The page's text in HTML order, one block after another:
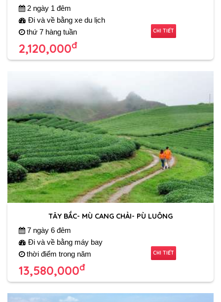
2 ngày 1 đêm
Đi và về bằng xe du lịch
thứ 7 hàng tuần
2,120,000đ
CHI TIẾT
TÂY BẮC- MÙ CANG CHẢI- PÙ LUÔNG
7 ngày 6 đêm
Đi và về bằng máy bay
thời điểm trong năm
13,580,000đ
CHI TIẾT